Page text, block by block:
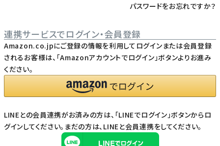
パスワードをお忘れですか？
連携サービスでログイン・会員登録
Amazon.co.jpにご登録の情報を利用してログインまたは会員登録
されるお客様は、「Amazonアカウントでログイン」ボタンよりお進み
ください。
LINEとの会員連携がお済みの方は、「LINEでログイン」ボタンからロ
グインしてください。まだの方は、 LINEと会員連携をしてください。